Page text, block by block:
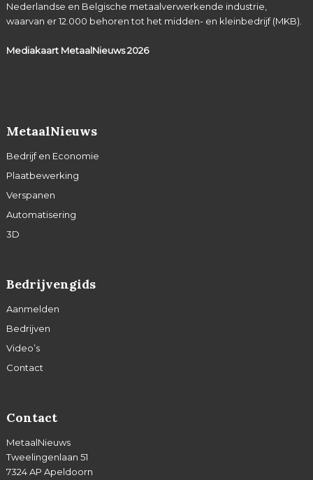
Nederlandse en Belgische metaalverwerkende industrie,
waarvan er 12.000 behoren tot het midden- en kleinbedrijf (MKB).
Mediakaart MetaalNieuws2026
MetaalNieuws
Bedrijf en Economie
Plaatbewerking
Verspanen
Automatisering
3D
Bedrijvengids
Aanmelden
Bedrijven
Video’s
Contact
Contact
MetaalNieuws
Tweelingenlaan 51
7324 AP Apeldoorn